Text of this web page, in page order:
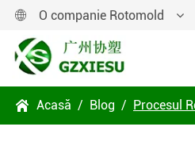
 O companie Rotomold
 Acasă Blog Procesul